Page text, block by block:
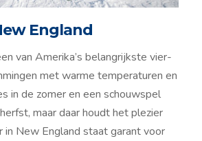
England
van Amerika’s belangrijkste vier-
met warme temperaturen en
in de zomer en een schouwspel
maar daar houdt het plezier
in New England staat garant voor